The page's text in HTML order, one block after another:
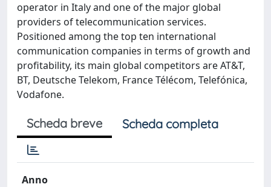
operator in Italy and one of the major global
providers of telecommunication services.
Positioned among the top ten international
communication companies in terms of growth and
profitability, its main global competitors are AT&T,
BT, Deutsche Telekom, France Télécom, Telefónica,
Vodafone.
Scheda breve Scheda completa
Anno